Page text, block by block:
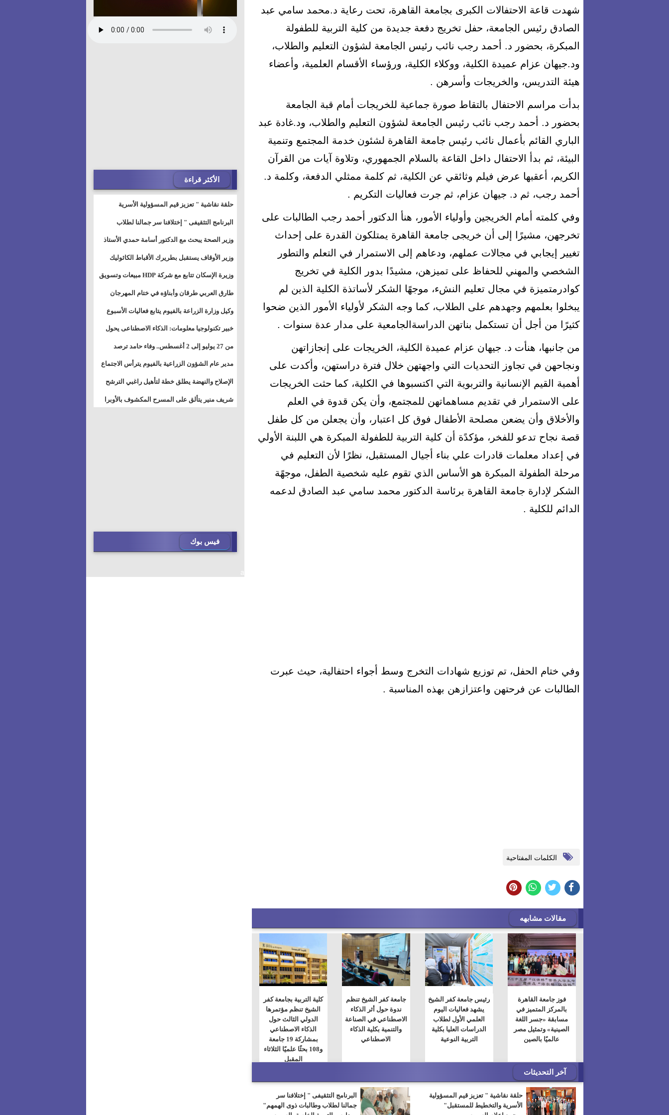
شهدت قاعة الاحتفالات الكبرى بجامعة القاهرة، تحت رعاية د.محمد سامي عبد
الصادق رئيس الجامعة، حفل تخريج دفعة جديدة من كلية التربية للطفولة
المبكرة، بحضور د. أحمد رجب نائب رئيس الجامعة لشؤون التعليم والطلاب،
ود.جيهان عزام عميدة الكلية، ووكلاء الكلية، ورؤساء الأقسام العلمية، وأعضاء
هيئة التدريس، والخريجات وأسرهن .
بدأت مراسم الاحتفال بالتقاط صورة جماعية للخريجات أمام قبة الجامعة
بحضور د. أحمد رجب نائب رئيس الجامعة لشؤون التعليم والطلاب، ود.غادة عبد
الباري القائم بأعمال نائب رئيس جامعة القاهرة لشئون خدمة المجتمع وتنمية
البيئة، ثم بدأ الاحتفال داخل القاعة بالسلام الجمهوري، وتلاوة آيات من القرآن
الكريم، أعقبها عرض فيلم وثائقي عن الكلية، ثم كلمة ممثلي الدفعة، وكلمة د.
أحمد رجب، ثم د. جيهان عزام، ثم جرت فعاليات التكريم .
وفي كلمته أمام الخريجين وأولياء الأمور، هنأ الدكتور أحمد رجب الطالبات على
تخرجهن، مشيرًا إلى أن خريجى جامعة القاهرة يمتلكون القدرة على إحداث
تغيير إيجابي في مجالات عملهم، ودعاهم إلى الاستمرار في التعلم والتطور
الشخصي والمهني للحفاظ على تميزهن، مشيدًا بدور الكلية في تخريج
كوادرمتميزة في مجال تعليم النشء، موجهًا الشكر لأساتذة الكلية الذين لم
يبخلوا بعلمهم وجهدهم على الطلاب، كما وجه الشكر لأولياء الأمور الذين ضحوا
كثيرًا من أجل أن تستكمل بناتهن الدراسةالجامعية على مدار عدة سنوات .
من جانبها، هنأت د. جيهان عزام عميدة الكلية، الخريجات على إنجازاتهن
ونجاحهن في تجاوز التحديات التي واجهتهن خلال فترة دراستهن، وأكدت على
أهمية القيم الإنسانية والتربوية التي اكتسبوها في الكلية، كما حثت الخريجات
على الاستمرار في تقديم مساهماتهن للمجتمع، وأن يكن قدوة في العلم
والأخلاق وأن يضعن مصلحة الأطفال فوق كل اعتبار، وأن يجعلن من كل طفل
قصة نجاح تدعو للفخر، مؤكدًة أن كلية التربية للطفولة المبكرة هي اللبنة الأولي
في إعداد معلمات قادرات علي بناء أجيال المستقبل، نظرًا لأن التعليم في
مرحلة الطفولة المبكرة هو الأساس الذي تقوم عليه شخصية الطفل، موجهًة
الشكر لإدارة جامعة القاهرة برئاسة الدكتور محمد سامي عبد الصادق لدعمه
الدائم للكلية .
وفي ختام الحفل، تم توزيع شهادات التخرج وسط أجواء احتفالية، حيث عبرت
الطالبات عن فرحتهن واعتزازهن بهذه المناسبة .
الكلمات المفتاحية
مقالات مشابهه
فوز جامعة القاهرة
بالمركز المتميز في
مسابقة «جسر اللغة
الصينية» وتمثيل مصر
عالميًا بالصين
رئيس جامعة كفر الشيخ
يشهد فعاليات اليوم
العلمي الأول لطلاب
الدراسات العليا بكلية
التربية النوعية
جامعة كفر الشيخ تنظم
ندوة حول أثر الذكاء
الاصطناعي في الصناعة
والتنمية بكلية الذكاء
الاصطناعي
كلية التربية بجامعة كفر
الشيخ تنظم مؤتمرها
الدولي الثالث حول
الذكاء الاصطناعي
بمشاركة 19 جامعة
و108 بحثًا علميًا الثلاثاء
المقبل
آخر التحديثات
حلقة نقاشية " تعزيز قيم المسؤولية
الأسرية والتخطيط للمستقبل"
البرنامج التثقيفى " إختلافنا سر
جمالنا لطلاب وطالبات ذوى الهمهم"
الأكثر قراءة
حلقة نقاشية " تعزيز قيم المسؤولية الأسرية
البرنامج التثقيفى " إختلافنا سر جمالنا لطلاب
وطالبات ذوى الهمهم" بمدارس التربية الخاصة
وزير الصحة يبحث مع الدكتور أسامة حمدي الأستاذ
بجامعة هارفارد توسيع برامج التوعية بمرض السكري
وزير الأوقاف يستقبل بطريرك الأقباط الكاثوليك
وزيرة الإسكان تتابع مع شركة HDP مبيعات وتسويق
مشروعات المدن الجديدة
طارق العربي طرقان وأبناؤه في ختام المهرجان
الصيفي للموسيقى والغناء بالمسرح المكشوف
وكيل وزارة الزراعة بالفيوم يتابع فعاليات الأسبوع
خبير تكنولوجيا معلومات: الذكاء الاصطناعى يحول
المستخدم إلى سلعة فى اقتصاد الانتباه
من 27 يوليو إلى 2 أغسطس.. وفاء حامد ترصد
تأثيرات أقوى الاتصالات الفلكية على الأبراج
مدير عام الشؤون الزراعية بالفيوم يترأس الاجتماع
الدوري لمتابعة الحصر الحيازي الجديدة
الإصلاح والنهضة يطلق خطة لتأهيل راغبي الترشح
للمجالس الشعبية المحلية ويستعرض خطط أماناته
بالمحافظات
شريف منير يتألق على المسرح المكشوف بالأوبرا
فيس بوك
a